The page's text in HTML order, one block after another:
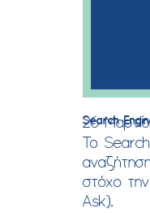
Search
26
To
στόχο
Αsk).